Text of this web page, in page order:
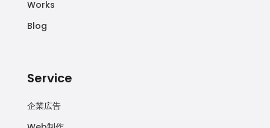
Works
Blog
Service
企業広告